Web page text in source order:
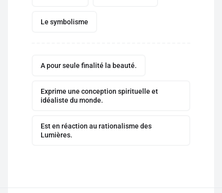
Le symbolisme
A pour seule finalité la beauté.
Exprime une conception spirituelle et
idéaliste du monde.
Est en réaction au rationalisme des
Lumières.